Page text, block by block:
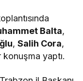
Balta,
,Salih Cora,
konuşma yaptı.